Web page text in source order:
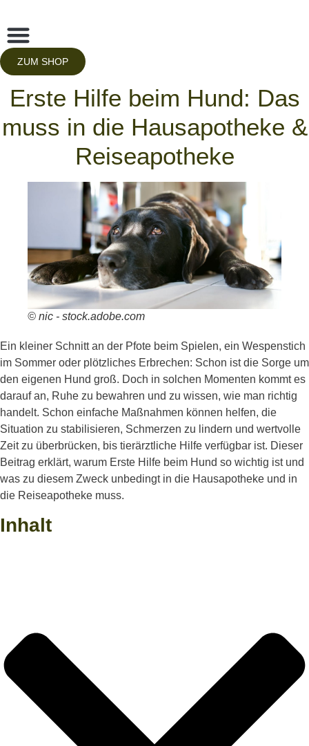
springen
ZUM SHOP
Erste Hilfe beim Hund: Das
muss in die Hausapotheke &
Reiseapotheke
© nic - stock.adobe.com
Ein kleiner Schnitt an der Pfote beim Spielen, ein Wespenstich
im Sommer oder plötzliches Erbrechen: Schon ist die Sorge um
den eigenen Hund groß. Doch in solchen Momenten kommt es
darauf an, Ruhe zu bewahren und zu wissen, wie man richtig
handelt. Schon einfache Maßnahmen können helfen, die
Situation zu stabilisieren, Schmerzen zu lindern und wertvolle
Zeit zu überbrücken, bis tierärztliche Hilfe verfügbar ist. Dieser
Beitrag erklärt, warum Erste Hilfe beim Hund so wichtig ist und
was zu diesem Zweck unbedingt in die Hausapotheke und in
die Reiseapotheke muss.
Inhalt